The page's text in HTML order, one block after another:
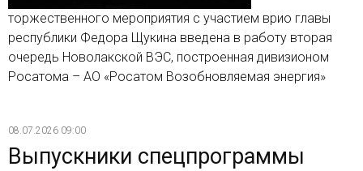
торжественного мероприятия с участием врио главы
республики Федора Щукина введена в работу вторая
очередь Новолакской ВЭС, построенная дивизионом
Росатома – АО «Росатом Возобновляемая энергия»
08.07.2026 09:00
Выпускники спецпрограммы